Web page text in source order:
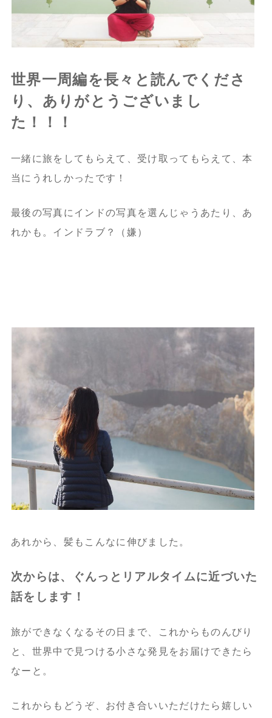
世界一周編を長々と読んでくださ
り、ありがとうございまし
た！！！
一緒に旅をしてもらえて、受け取ってもらえて、本
当にうれしかったです！
最後の写真にインドの写真を選んじゃうあたり、あ
れかも。インドラブ？（嫌）
あれから、髪もこんなに伸びました。
次からは、ぐんっとリアルタイムに近づいた
話をします！
旅ができなくなるその日まで、これからものんびり
と、世界中で見つける小さな発見をお届けできたら
なーと。
これからもどうぞ、お付き合いいただけたら嬉しい